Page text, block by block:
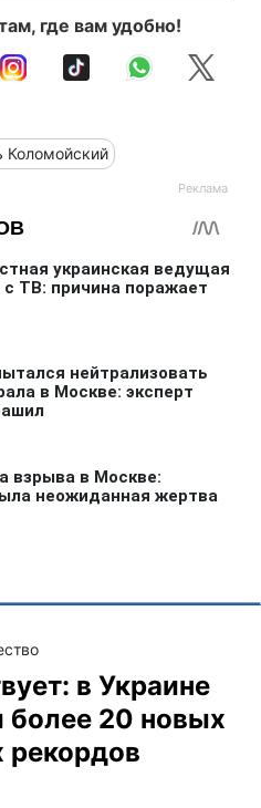
где вам удобно!
Коломойский
в Украине
более 20 новых
рекордов